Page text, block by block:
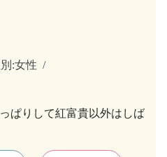
:女性
ぱりして紅富貴以外はしば